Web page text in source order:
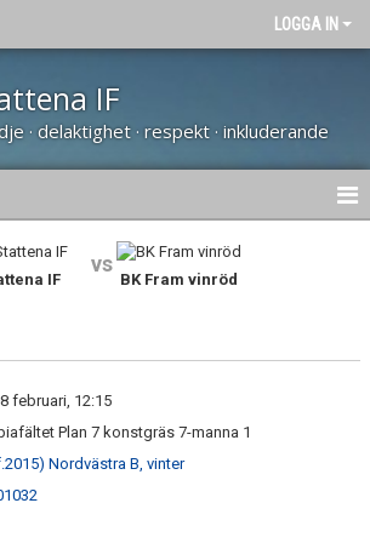
LOGGA IN
IF
· delaktighet · respekt · inkluderande
IF
vs
BK Fram vinröd
februari, 12:15
Plan 7 konstgräs 7-manna 1
Nordvästra B, vinter